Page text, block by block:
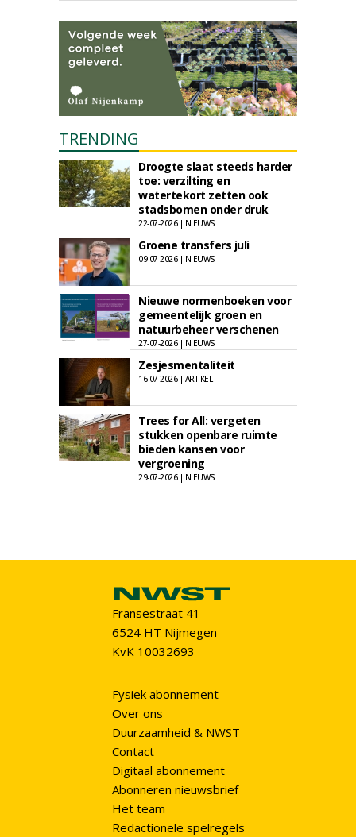
TRENDING
Droogte slaat steeds harder
toe: verzilting en
watertekort zetten ook
stadsbomen onder druk
22-07-2026 | NIEUWS
Groene transfers juli
09-07-2026 | NIEUWS
Nieuwe normenboeken voor
gemeentelijk groen en
natuurbeheer verschenen
27-07-2026 | NIEUWS
Zesjesmentaliteit
16-07-2026 | ARTIKEL
Trees for All: vergeten
stukken openbare ruimte
bieden kansen voor
vergroening
29-07-2026 | NIEUWS
Fransestraat 41
6524 HT Nijmegen
KvK 10032693
Fysiek abonnement
Over ons
Duurzaamheid & NWST
Contact
Digitaal abonnement
Abonneren nieuwsbrief
Het team
Redactionele spelregels